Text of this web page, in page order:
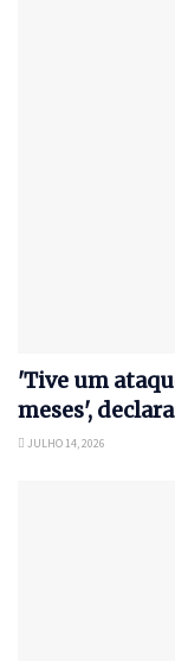
'Tive um
meses',
JULHO 14, 2026